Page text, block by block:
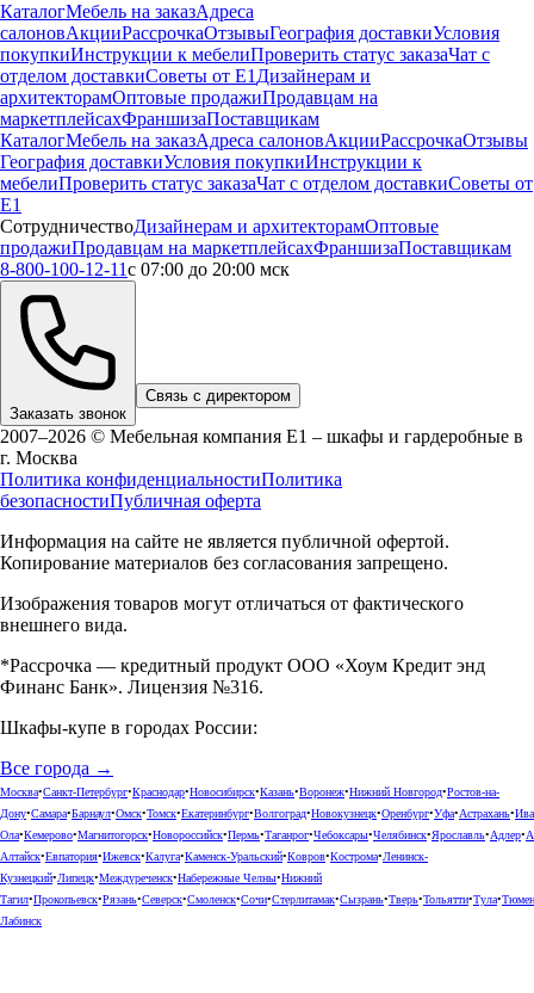
КаталогМебель на заказАдреса
салоновАкцииРассрочкаОтзывыГеография доставкиУсловия
покупкиИнструкции к мебелиПроверить статус заказаЧат с
отделом доставкиСоветы от Е1 Дизайнерам и
архитекторамОптовые продажиПродавцам на
маркетплейсахФраншизаПоставщикам
КаталогМебель на заказАдреса салоновАкцииРассрочкаОтзывы
География доставкиУсловия покупкиИнструкции к
мебелиПроверить статус заказаЧат с отделом доставкиСоветы от
Е1
СотрудничествоДизайнерам и архитекторамОптовые
продажиПродавцам на маркетплейсахФраншизаПоставщикам
8-800-100-12-11с 07:00 до 20:00 мск
Заказать звонок
Связь с директором
2007–2026 © Мебельная компания Е1 – шкафы и гардеробные в
г. Москва
Политика конфиденциальностиПолитика
безопасностиПубличная оферта
Информация на сайте не является публичной офертой.
Копирование материалов без согласования запрещено.
Изображения товаров могут отличаться от фактического
внешнего вида.
*Рассрочка — кредитный продукт ООО «Хоум Кредит энд
Финанс Банк». Лицензия №316.
Шкафы-купе в городах России:
Все города →
Москва•Санкт-Петербург•Краснодар•Новосибирск•Казань•Воронеж•Нижний Новгород•Ростов-на-
Дону•Самара•Барнаул•Омск•Томск•Екатеринбург•Волгоград•Новокузнецк•Оренбург•Уфа•Астрахань•
Ола•Кемерово•Магнитогорск•Новороссийск•Пермь•Таганрог•Чебоксары•Челябинск•Ярославль•Адлер•
Алтайск•Евпатория•Ижевск•Калуга•Каменск-Уральский•Ковров•Кострома•Ленинск-
Кузнецкий•Липецк•Междуреченск•Набережные Челны•Нижний
Тагил•Прокопьевск•Рязань•Северск•Смоленск•Сочи•Стерлитамак•Сызрань•Тверь•Тольятти•Тула•
Лабинск